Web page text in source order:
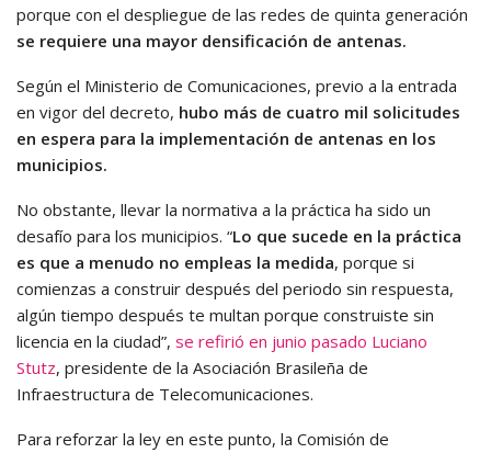
porque con el despliegue de las redes de quinta generación
se requiere una mayor densificación de antenas.
Según el Ministerio de Comunicaciones, previo a la entrada
en vigor del decreto, hubo más de cuatro mil solicitudes
en espera para la implementación de antenas en los
municipios.
No obstante, llevar la normativa a la práctica ha sido un
desafío para los municipios. “Lo que sucede en la práctica
es que a menudo no empleas la medida, porque si
comienzas a construir después del periodo sin respuesta,
algún tiempo después te multan porque construiste sin
licencia en la ciudad”, se refirió en junio pasado Luciano
Stutz, presidente de la Asociación Brasileña de
Infraestructura de Telecomunicaciones.
Para reforzar la ley en este punto, la Comisión de